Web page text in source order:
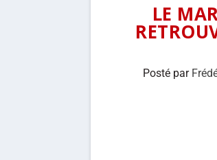
LE
Posté par